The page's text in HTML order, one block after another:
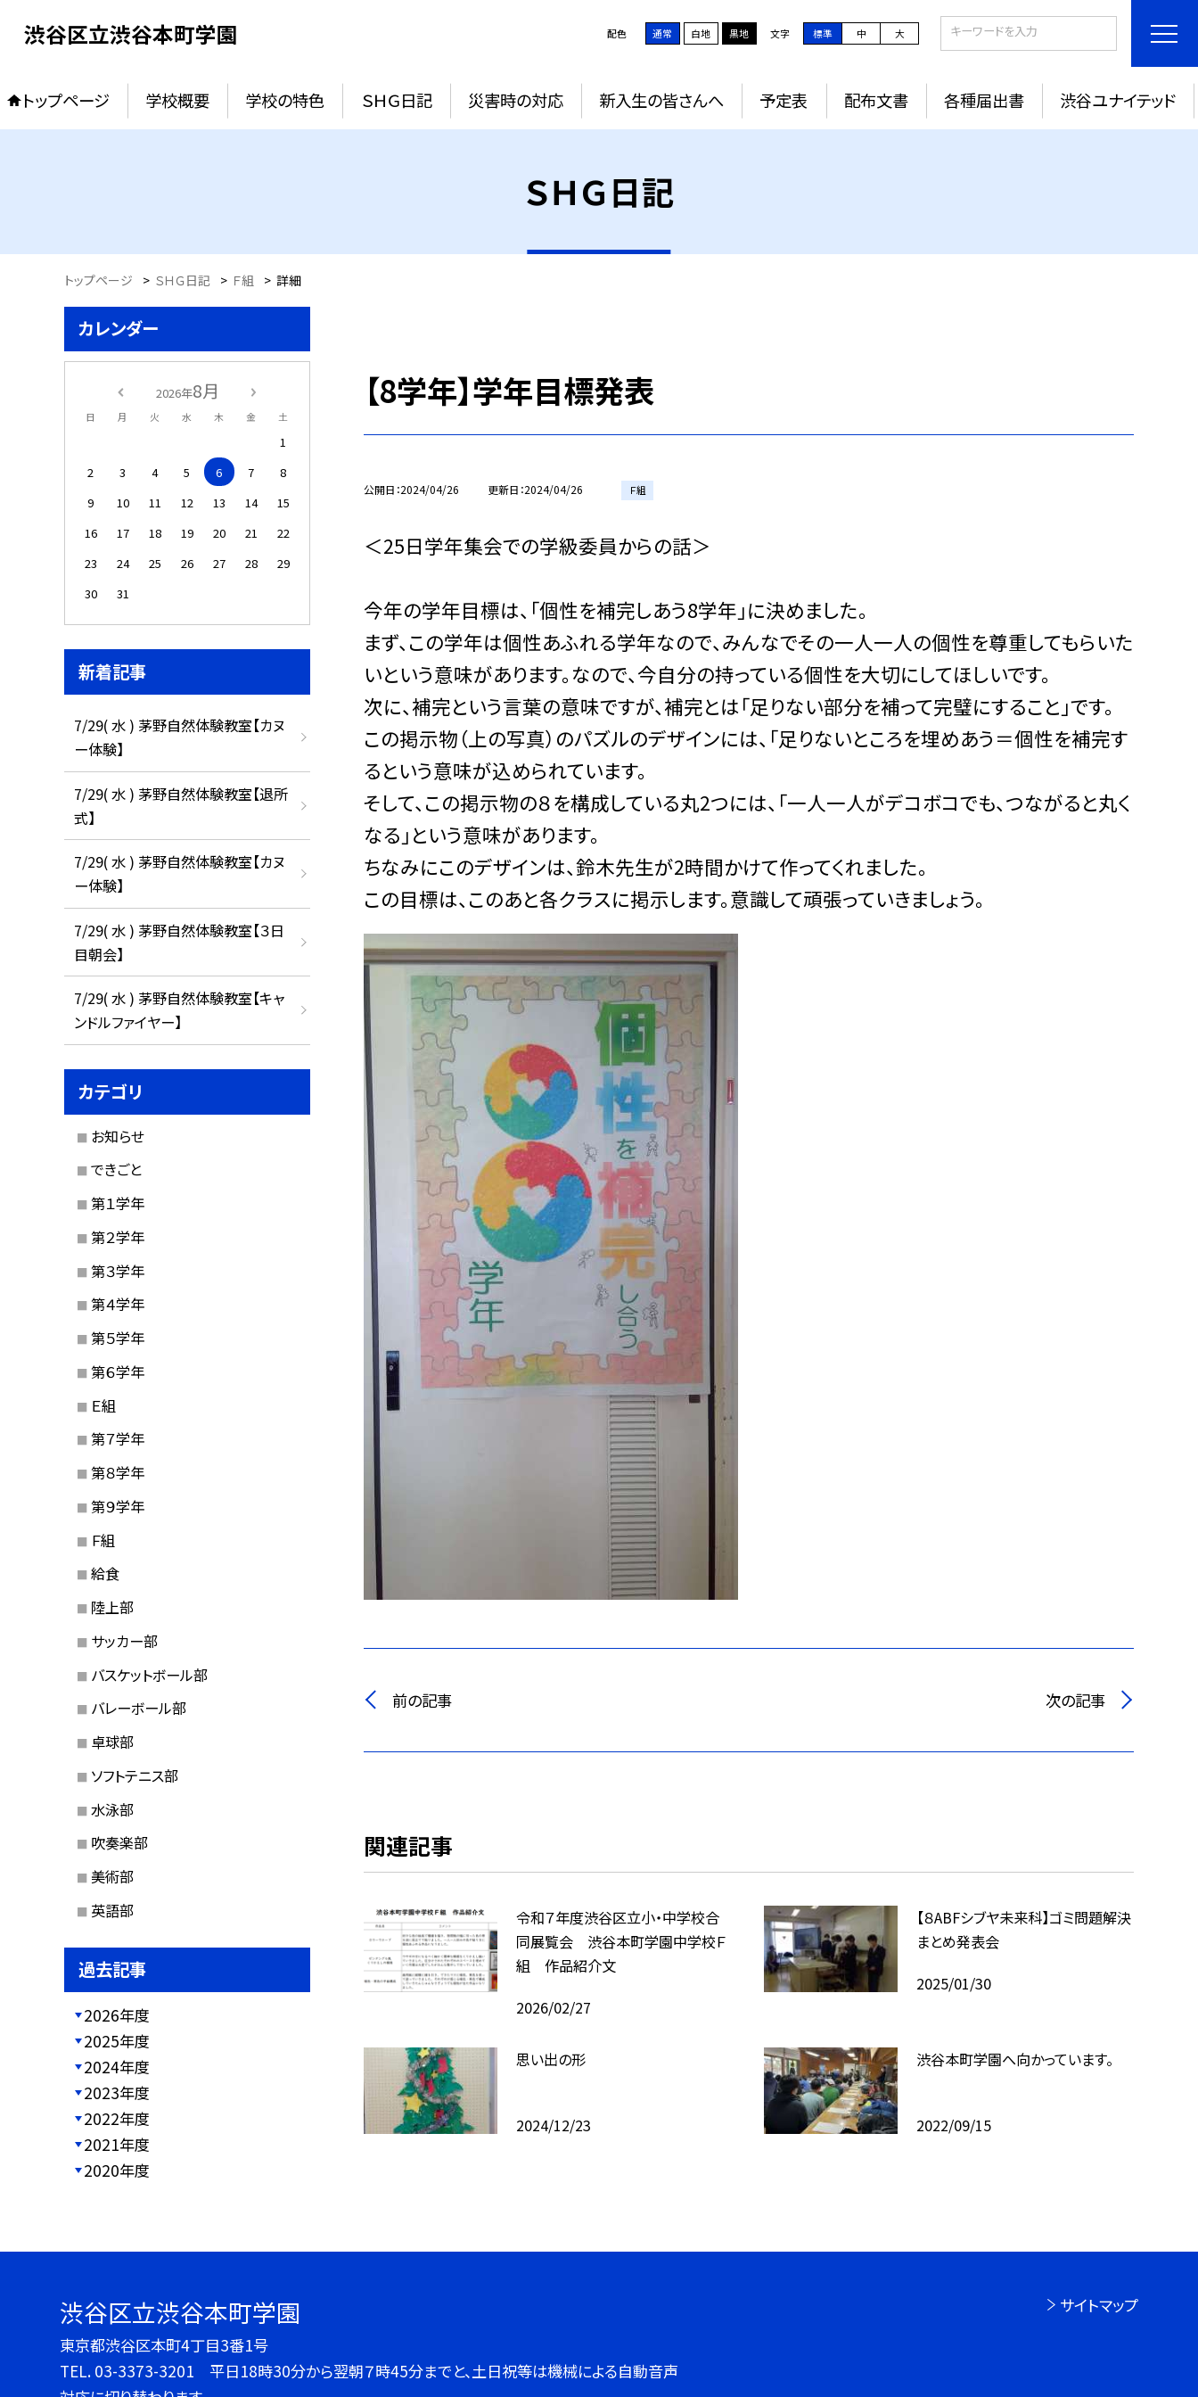
渋谷区立渋谷本町学園 配色 通常 白地 黒地 文字 標準 中 大
トップページ 学校概要 学校の特色 ＳＨＧ日記 災害時の対応 新入生の皆さんへ 予定表 配布文書 各種届出書 渋谷ユナイテッド
ＳＨＧ日記
トップページ > ＳＨＧ日記 > Ｆ組 > 詳細
【8学年】学年目標発表
公開日 2024/04/26 更新日 2024/04/26 Ｆ組
＜25日学年集会での学級委員からの話＞
今年の学年目標は、「個性を補完しあう8学年」に決めました。
まず、この学年は個性あふれる学年なので、みんなでその一人一人の個性を尊重してもらいた
いという意味があります。なので、今自分の持っている個性を大切にしてほしいです。
次に、補完という言葉の意味ですが、補完とは「足りない部分を補って完璧にすること」です。
この掲示物（上の写真）のパズルのデザインには、「足りないところを埋めあう＝個性を補完す
るという意味が込められています。
そして、この掲示物の８を構成している丸2つには、「一人一人がデコボコでも、つながると丸く
なる」という意味があります。
ちなみにこのデザインは、鈴木先生が2時間かけて作ってくれました。
この目標は、このあと各クラスに掲示します。意識して頑張っていきましょう。
前の記事 次の記事
関連記事
令和７年度渋谷区立小・中学校合
同展覧会 渋谷本町学園中学校Ｆ
組 作品紹介文
2026/02/27
【８ABFシブヤ未来科】ゴミ問題解決
まとめ発表会
2025/01/30
思い出の形
2024/12/23
渋谷本町学園へ向かっています。
2022/09/15
カレンダー
2026年8月
日 月 火 水 木 金 土
1
2
3 4 5 6 7
8
9
10 11 12 13 14
15
16
17 18 19 20 21
22
23
24 25 26 27 28
29
30
31
新着記事
7/29( 水 ) 茅野自然体験教室【カヌ
ー体験】
7/29( 水 ) 茅野自然体験教室【退所
式】
7/29( 水 ) 茅野自然体験教室【カヌ
ー体験】
7/29( 水 ) 茅野自然体験教室【３日
目朝会】
7/29( 水 ) 茅野自然体験教室【キャ
ンドルファイヤー】
カテゴリ
お知らせ
できごと
第１学年
第２学年
第３学年
第４学年
第５学年
第６学年
Ｅ組
第７学年
第８学年
第９学年
Ｆ組
給食
陸上部
サッカー部
バスケットボール部
バレーボール部
卓球部
ソフトテニス部
水泳部
吹奏楽部
美術部
英語部
過去記事
2026年度
2025年度
2024年度
2023年度
2022年度
2021年度
2020年度
渋谷区立渋谷本町学園
東京都渋谷区本町4丁目3番1号
TEL. 03-3373-3201 平日18時30分から翌朝７時45分までと、土日祝等は機械による自動音声
サイトマップ